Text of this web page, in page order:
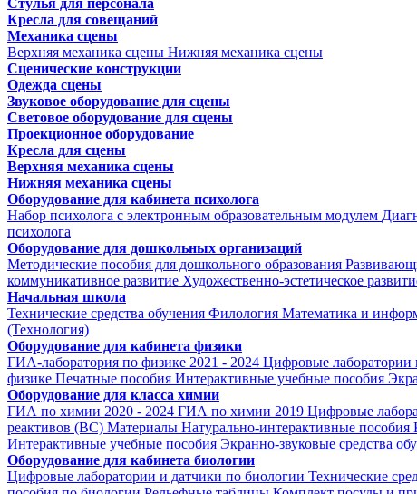
Стулья для персонала
Кресла для совещаний
Механика сцены
Верхняя механика сцены Нижняя механика сцены
Сценические конструкции
Одежда сцены
Звуковое оборудование для сцены
Световое оборудование для сцены
Проекционное оборудование
Кресла для сцены
Верхняя механика сцены
Нижняя механика сцены
Оборудование для кабинета психолога
Набор психолога с электронным образовательным модулем
психолога
Оборудование для дошкольных организаций
Методические пособия для дошкольного образования
коммуникативное развитие Художественно-эстетическое
Начальная школа
Технические средства обучения Филология Математика и
(Технология)
Оборудование для кабинета физики
ГИА-лаборатория по физике 2021 - 2024 Цифровые лаборатории
физике Печатные пособия Интерактивные учебные пособия
Оборудование для класса химии
ГИА по химии 2020 - 2024 ГИА по химии 2019 Цифровые
реактивов (ВС) Материалы Натурально-интерактивные пособия
Интерактивные учебные пособия Экранно-звуковые средства
Оборудование для кабинета биологии
Цифровые лаборатории и датчики по биологии Технические